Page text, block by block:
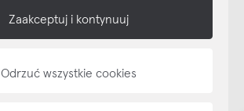
Zaakceptuj i kontynuuj
Odrzuć wszystkie cookies